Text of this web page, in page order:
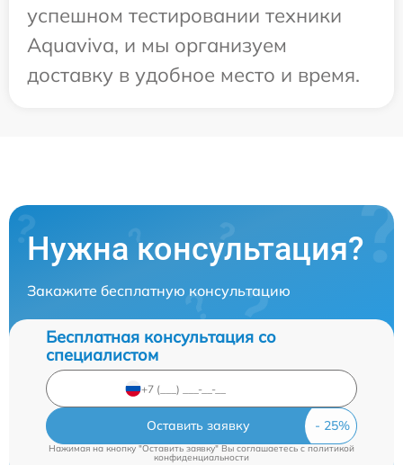
успешном тестировании техники
Aquaviva, и мы организуем
доставку в удобное место и время.
Нужна консультация?
Закажите бесплатную консультацию
Бесплатная консультация со
специалистом
Оставить заявку
Нажимая на кнопку "Оставить заявку" Вы соглашаетесь c политикой
конфиденциальности